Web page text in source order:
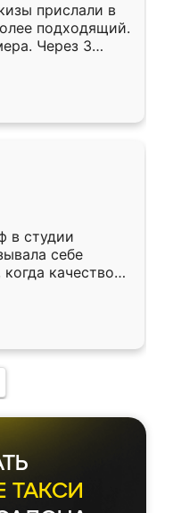
прислали в
подходящий.
Через 3
Остались
Ренессанс
в студии
себе
качеством
уже почти
ТАКСИ